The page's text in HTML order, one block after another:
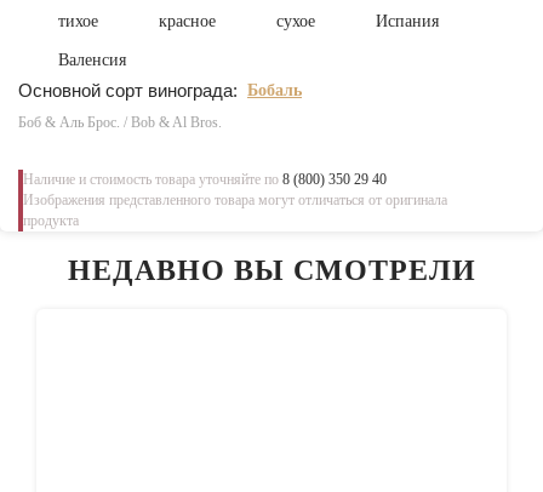
тихое красное сухое Испания
Валенсия
Основной сорт винограда: Бобаль
Боб & Аль Брос. / Bob & Al Bros.
Наличие и стоимость товара уточняйте по 8 (800) 350 29 40
Изображения представленного товара могут отличаться от оригинала
продукта
НЕДАВНО ВЫ СМОТРЕЛИ